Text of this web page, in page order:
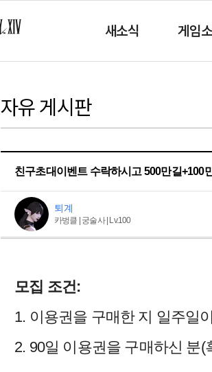
새소식 게임
자유 게시판
친구초대이벤트 수락하시고 500만길+100
퇴계
카벙클 | 궁술사 | Lv.100
모집 조건:
1. 이용권을 구매한 지 일주일
2. 90일 이용권을 구매하신 분